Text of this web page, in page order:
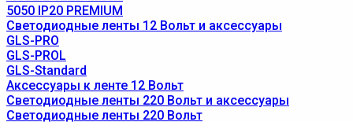
5050 IP20 PREMIUM
Светодиодные ленты 12 Вольт и аксессуары
GLS-PRO
GLS-PROL
GLS-Standard
Аксессуары к ленте 12 Вольт
Светодиодные ленты 220 Вольт и аксессуары
Светодиодные ленты 220 Вольт